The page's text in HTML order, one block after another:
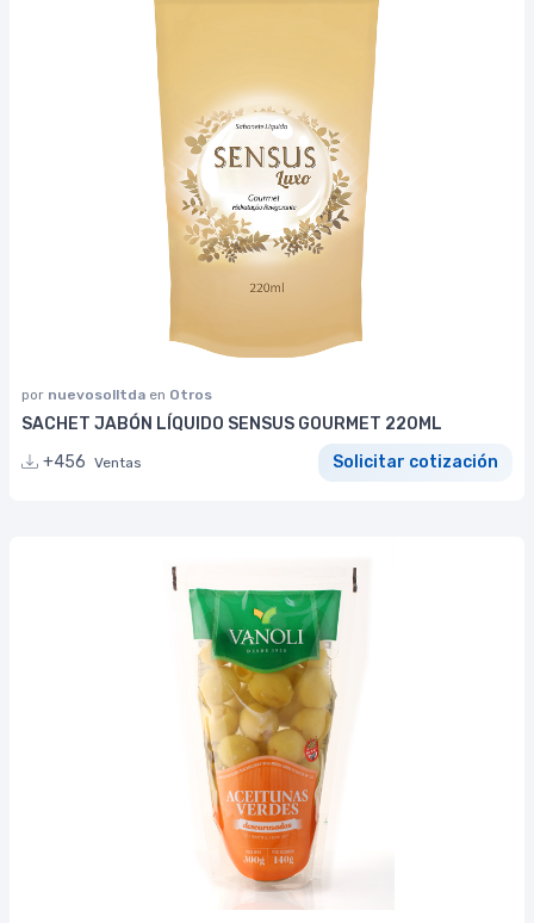
por nuevosolltda en Otros
SACHET JABÓN LÍQUIDO SENSUS GOURMET 220ML
+456 Ventas Solicitar cotización